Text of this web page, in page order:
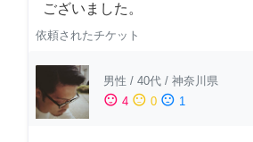
ございました。
依頼されたチケット
男性 / 40代 / 神奈川県
sentiment_satisfied 4 sentiment_neutral 0 sentiment_dissatisfied 1